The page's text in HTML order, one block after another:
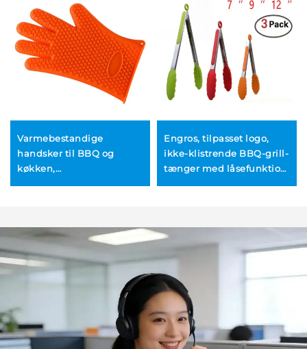
Varmebestandige
handsker til BBQ og
køkken,
til barbecue og
madlavning
Engros, tilpasset logo,
ikke-klistrende BBQ-grill-
tænger med låsefunktion